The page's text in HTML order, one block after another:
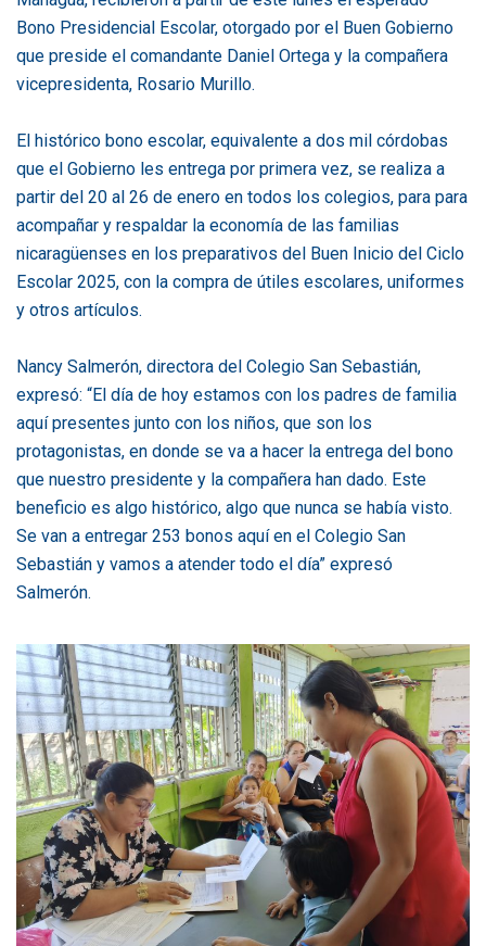
Bono Presidencial Escolar, otorgado por el Buen Gobierno
que preside el comandante Daniel Ortega y la compañera
vicepresidenta, Rosario Murillo.
El histórico bono escolar, equivalente a dos mil córdobas
que el Gobierno les entrega por primera vez, se realiza a
partir del 20 al 26 de enero en todos los colegios, para para
acompañar y respaldar la economía de las familias
nicaragüenses en los preparativos del Buen Inicio del Ciclo
Escolar 2025, con la compra de útiles escolares, uniformes
y otros artículos.
Nancy Salmerón, directora del Colegio San Sebastián,
expresó: “El día de hoy estamos con los padres de familia
aquí presentes junto con los niños, que son los
protagonistas, en donde se va a hacer la entrega del bono
que nuestro presidente y la compañera han dado. Este
beneficio es algo histórico, algo que nunca se había visto.
Se van a entregar 253 bonos aquí en el Colegio San
Sebastián y vamos a atender todo el día” expresó
Salmerón.